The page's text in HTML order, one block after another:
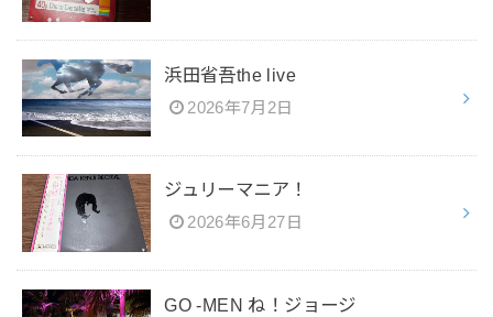
浜田省吾the live
2026年7月2日
ジュリーマニア！
2026年6月27日
GO -MEN ね！ジョージ